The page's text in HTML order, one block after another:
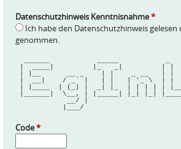
Datenschutzhinweis Kenntnisnahme*
Ich habe den Datenschutzhinweis
genommen.
|  __|    / _` |   | |   | '_ \
| |____  | (_| |  _| |_  | | | | |
|______|  \__, | |_____| |_| |_|
__/
Code*